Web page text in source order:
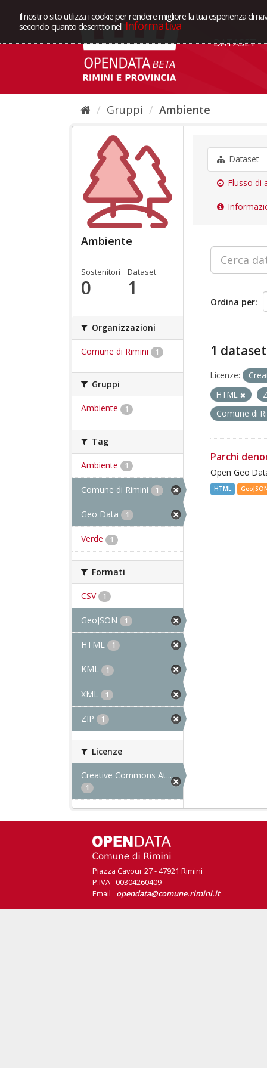
Il nostro sito utilizza i cookie per rendere migliore la tua esperienza di
secondo quanto descritto nell' Informativa
DATASET
Gruppi Ambiente
Ambiente
Sostenitori
0
Dataset
1
Organizzazioni
Comune di Rimini 1
Gruppi
Ambiente 1
Tag
Ambiente 1
Comune di Rimini 1
Geo Data 1
Verde 1
Formati
CSV 1
GeoJSON 1
HTML 1
KML 1
XML 1
ZIP 1
Licenze
Creative Commons At...
1
Dataset
Flusso di
Ordina per
1
Licenze:
HTML
Comune di
Parchi
Open Geo
HTML
Piazza Cavour 27 - 47921 Rimini
P.IVA 00304260409
Email opendata@comune.rimini.it